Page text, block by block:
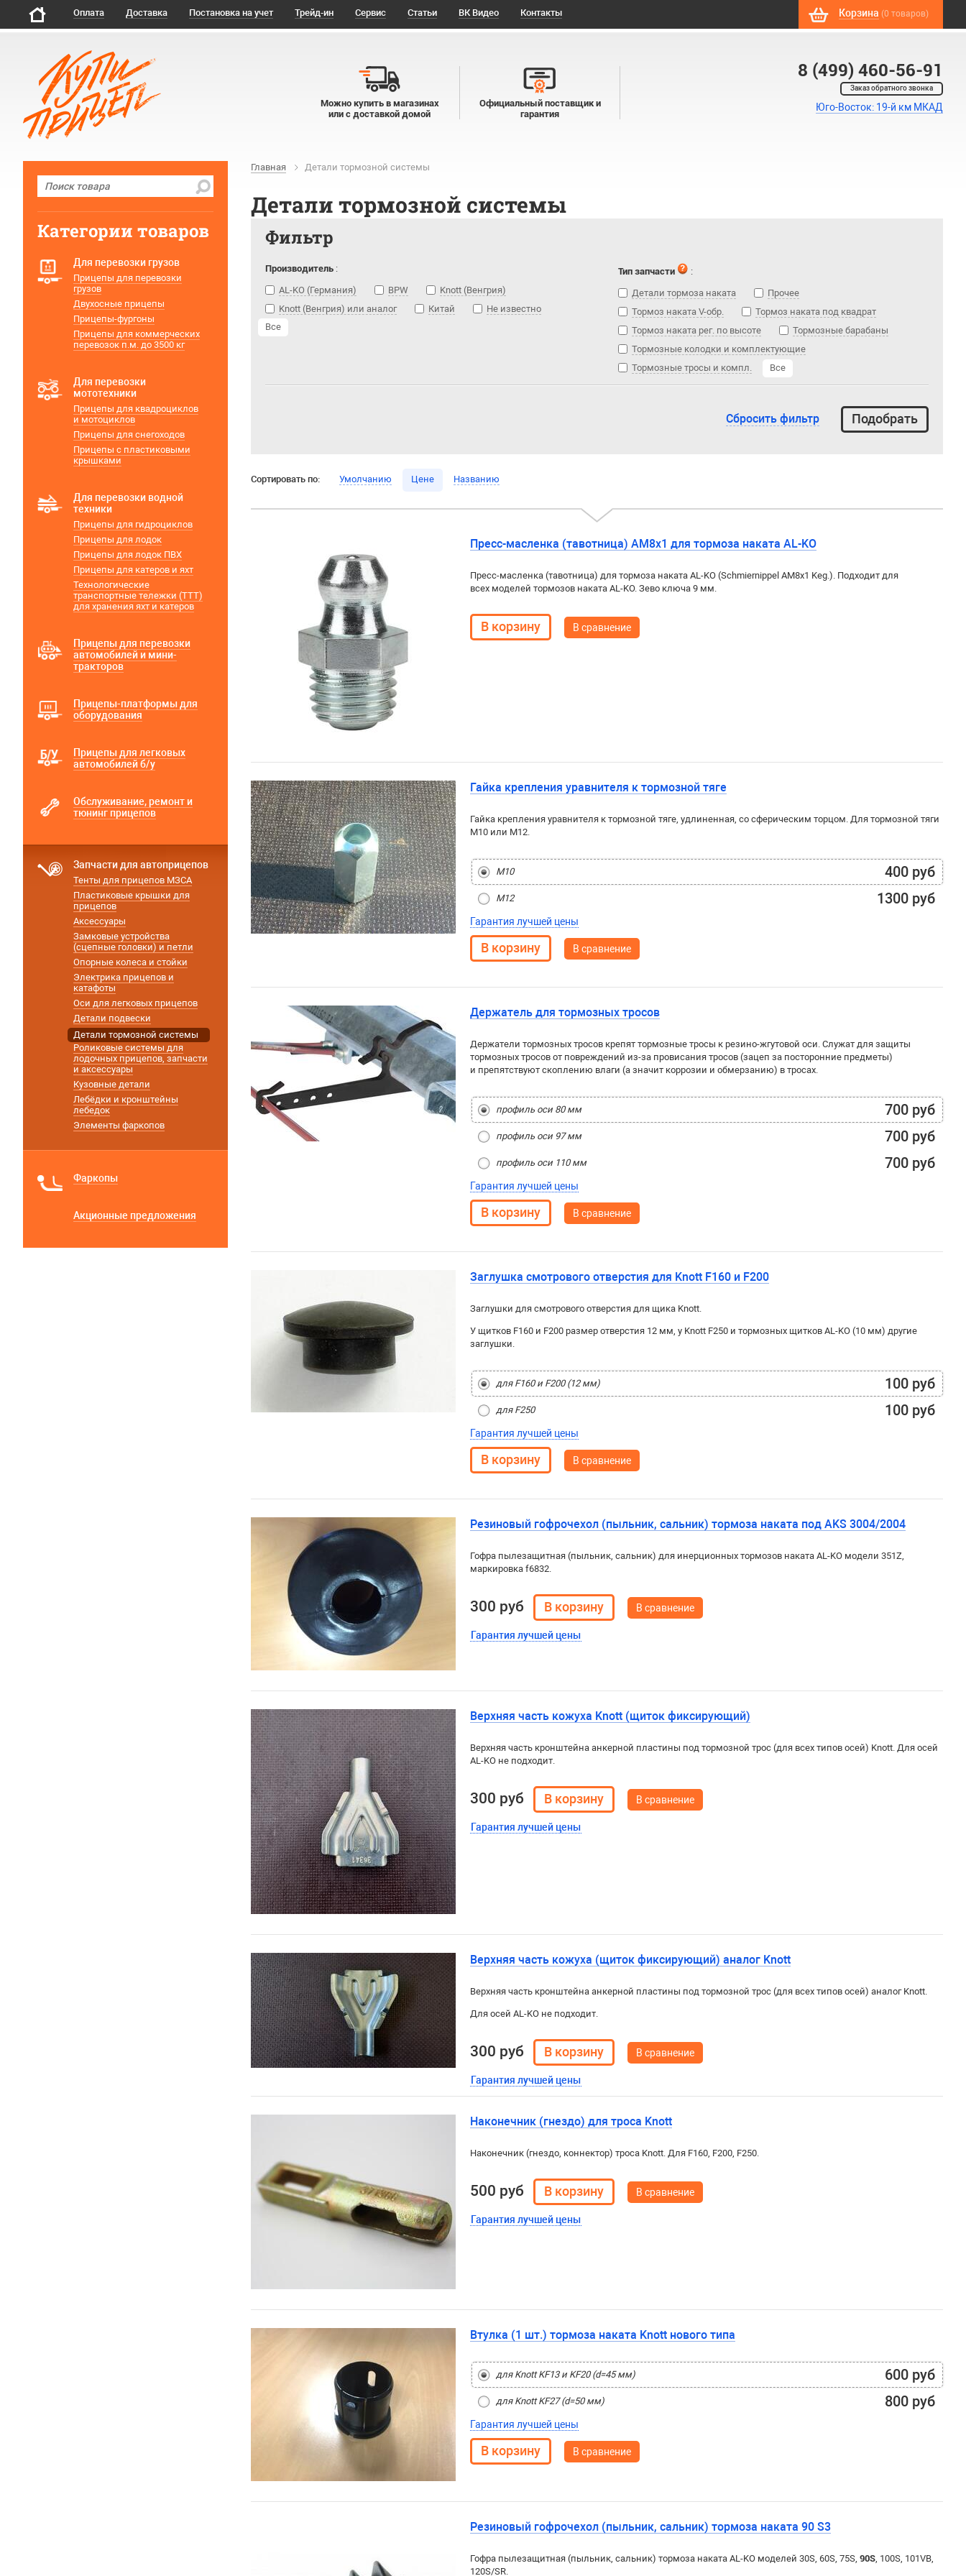
Оплата Доставка Постановка на учет Трейд-ин Сервис Статьи ВК Видео Контакты Корзина (0 товаров)
8 (499) 460-56-91
Заказ обратного звонка
Юго-Восток: 19-й км МКАД
Можно купить в магазинах
или с доставкой домой
Официальный поставщик и
гарантия
Главная Детали тормозной системы
Детали тормозной системы
Фильтр
Производитель :
AL-KO (Германия)
BPW
Knott (Венгрия)
Knott (Венгрия) или аналог
Китай
Не известно
Все
Тип запчасти
:
Детали тормоза наката
Прочее
Тормоз наката V-обр.
Тормоз наката под квадрат
Тормоз наката рег. по высоте
Тормозные барабаны
Тормозные колодки и комплектующие
Тормозные тросы и компл.
Все
Сбросить фильтр
Сортировать по: Умолчанию Цене Названию
Пресс-масленка (тавотница) AM8x1 для тормоза наката AL-KO
Пресс-масленка (тавотница) для тормоза наката AL-KO (Schmiernippel AM8x1 Keg.). Подходит для
всех моделей тормозов наката AL-KO. Зево ключа 9 мм.
В сравнение
Гайка крепления уравнителя к тормозной тяге
Гайка крепления уравнителя к тормозной тяге, удлиненная, со сферическим торцом. Для тормозной тяги
М10 или М12.
М10 400 руб
М12 1300 руб
Гарантия лучшей цены
В сравнение
Держатель для тормозных тросов
Держатели тормозных тросов крепят тормозные тросы к резино-жгутовой оси. Служат для защиты
тормозных тросов от повреждений из-за провисания тросов (зацеп за посторонние предметы)
и препятствуют скоплению влаги (а значит коррозии и обмерзанию) в тросах.
профиль оси 80 мм 700 руб
профиль оси 97 мм 700 руб
профиль оси 110 мм 700 руб
Гарантия лучшей цены
В сравнение
Заглушка смотрового отверстия для Knott F160 и F200
Заглушки для смотрового отверстия для щика Knott.
У щитков F160 и F200 размер отверстия 12 мм, у Knott F250 и тормозных щитков AL-KO (10 мм) другие
заглушки.
для F160 и F200 (12 мм) 100 руб
для F250 100 руб
Гарантия лучшей цены
В сравнение
Резиновый гофрочехол (пыльник, сальник) тормоза наката под AKS 3004/2004
Гофра пылезащитная (пыльник, сальник) для инерционных тормозов наката AL-KO модели 351Z,
маркировка f6832.
300 руб
Гарантия лучшей цены
В сравнение
Верхняя часть кожуха Knott (щиток фиксирующий)
Верхняя часть кронштейна анкерной пластины под тормозной трос (для всех типов осей) Knott. Для осей
AL-KO не подходит.
300 руб
Гарантия лучшей цены
В сравнение
Верхняя часть кожуха (щиток фиксирующий) аналог Knott
Верхняя часть кронштейна анкерной пластины под тормозной трос (для всех типов осей) аналог Knott.
Для осей AL-KO не подходит.
300 руб
Гарантия лучшей цены
В сравнение
Наконечник (гнездо) для троса Knott
Наконечник (гнездо, коннектор) троса Knott. Для F160, F200, F250.
500 руб
Гарантия лучшей цены
В сравнение
Втулка (1 шт.) тормоза наката Knott нового типа
для Knott KF13 и KF20 (d=45 мм) 600 руб
для Knott KF27 (d=50 мм) 800 руб
Гарантия лучшей цены
В сравнение
Резиновый гофрочехол (пыльник, сальник) тормоза наката 90 S3
Гофра пылезащитная (пыльник, сальник) тормоза наката AL-KO моделей 30S, 60S, 75S, 90S, 100S, 101VB,
120S/SR.
Категории товаров
Для перевозки грузов
Прицепы для перевозки
грузов
Двухосные прицепы
Прицепы-фургоны
Прицепы для коммерческих
перевозок п.м. до 3500 кг
Для перевозки
мототехники
Прицепы для квадроциклов
и мотоциклов
Прицепы для снегоходов
Прицепы с пластиковыми
крышками
Для перевозки водной
техники
Прицепы для гидроциклов
Прицепы для лодок
Прицепы для лодок ПВХ
Прицепы для катеров и яхт
Технологические
транспортные тележки (ТТТ)
для хранения яхт и катеров
Прицепы для перевозки
автомобилей и мини-
тракторов
Прицепы-платформы для
оборудования
Прицепы для легковых
автомобилей б/у
Обслуживание, ремонт и
тюнинг прицепов
Запчасти для автоприцепов
Тенты для прицепов МЗСА
Пластиковые крышки для
прицепов
Аксессуары
Замковые устройства
(сцепные головки) и петли
Опорные колеса и стойки
Электрика прицепов и
катафоты
Оси для легковых прицепов
Детали подвески
Детали тормозной системы
Роликовые системы для
лодочных прицепов, запчасти
и аксессуары
Кузовные детали
Лебёдки и кронштейны
лебедок
Элементы фаркопов
Фаркопы
Акционные предложения